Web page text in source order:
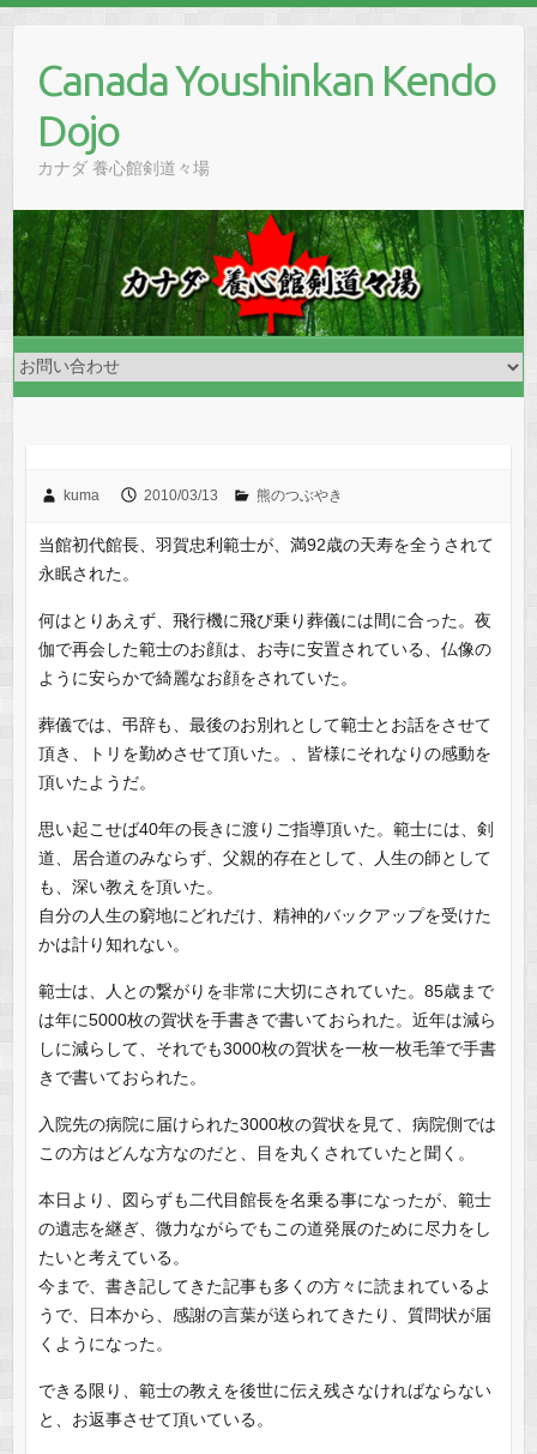
contentCanada Youshinkan Kendo
Dojo
カナダ 養心館剣道々場
kuma 2010/03/13 熊のつぶやき
当館初代館長、羽賀忠利範士が、満92歳の天寿を全うされて
永眠された。
何はとりあえず、飛行機に飛び乗り葬儀には間に合った。夜
伽で再会した範士のお顔は、お寺に安置されている、仏像の
ように安らかで綺麗なお顔をされていた。
葬儀では、弔辞も、最後のお別れとして範士とお話をさせて
頂き、トリを勤めさせて頂いた。、皆様にそれなりの感動を
頂いたようだ。
思い起こせば40年の長きに渡りご指導頂いた。範士には、剣
道、居合道のみならず、父親的存在として、人生の師として
も、深い教えを頂いた。
自分の人生の窮地にどれだけ、精神的バックアップを受けた
かは計り知れない。
範士は、人との繋がりを非常に大切にされていた。85歳まで
は年に5000枚の賀状を手書きで書いておられた。近年は減ら
しに減らして、それでも3000枚の賀状を一枚一枚毛筆で手書
きで書いておられた。
入院先の病院に届けられた3000枚の賀状を見て、病院側では
この方はどんな方なのだと、目を丸くされていたと聞く。
本日より、図らずも二代目館長を名乗る事になったが、範士
の遺志を継ぎ、微力ながらでもこの道発展のために尽力をし
たいと考えている。
今まで、書き記してきた記事も多くの方々に読まれているよ
うで、日本から、感謝の言葉が送られてきたり、質問状が届
くようになった。
できる限り、範士の教えを後世に伝え残さなければならない
と、お返事させて頂いている。